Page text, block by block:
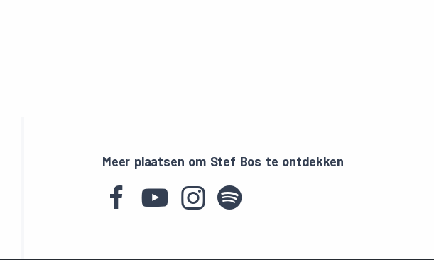
Meer plaatsen om Stef Bos te ontdekken